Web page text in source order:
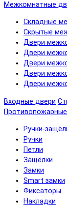
Межкомнатные
Складные
Скрытые
Двери
Двери
Двери
Двери
Двери
Входные двери
Ручки-
Ручки
Петли
Защёлки
Замки
Smart замки
Фиксаторы
Накладки